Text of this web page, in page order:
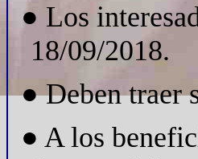
● Los
18/09/2018.
●Deben traer
● A los